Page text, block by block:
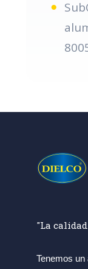
"La
Tenemos